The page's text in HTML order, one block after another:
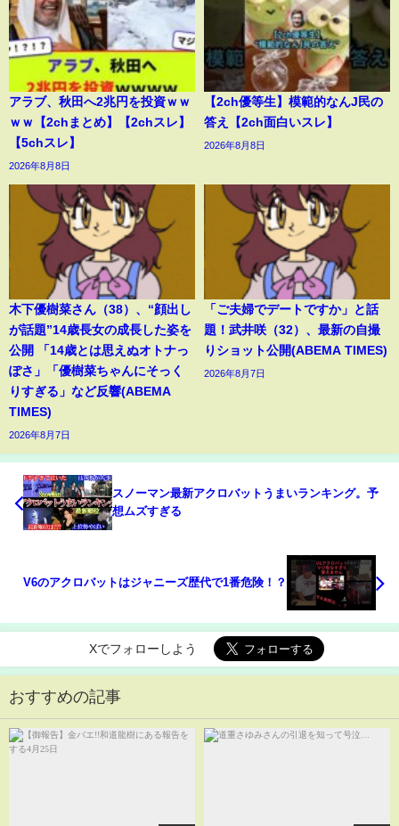
アラブ、秋田へ2兆円を投資ｗｗ
ｗｗ【2chまとめ】【2chスレ】
【5chスレ】
2026年8月8日
【2ch優等生】模範的なんJ民の
答え【2ch面白いスレ】
2026年8月8日
木下優樹菜さん（38）、“顔出し
が話題”14歳長女の成長した姿を
公開 「14歳とは思えぬオトナっ
ぽさ」「優樹菜ちゃんにそっく
りすぎる」など反響(ABEMA
TIMES)
2026年8月7日
「ご夫婦でデートですか」と話
題！武井咲（32）、最新の自撮
りショット公開(ABEMA TIMES)
2026年8月7日
スノーマン最新アクロバットうまいランキング。予
想ムズすぎる
V6のアクロバットはジャニーズ歴代で1番危険！？
Xでフォローしよう
おすすめの記事